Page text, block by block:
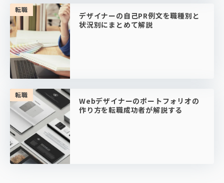
転職
デザイナーの自己PR例文を職種別と
状況別にまとめて解説
転職
Webデザイナーのポートフォリオの
作り方を転職成功者が解説する